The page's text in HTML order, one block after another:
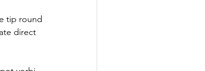
tip round
direct